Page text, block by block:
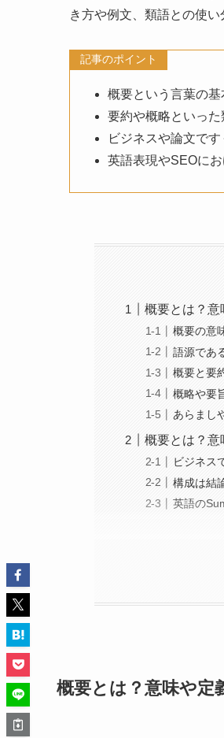
き方や例文、類語との使
記事のポイント
概要という言葉の
要約や概略といっ
ビジネスや論文で
英語表現やSEOに
概要とは？意
概要の意
語源であ
概要と要
概略や要
あらまし
概要とは？
ビジネス
構成は結
英語の
概要とは？意味や定